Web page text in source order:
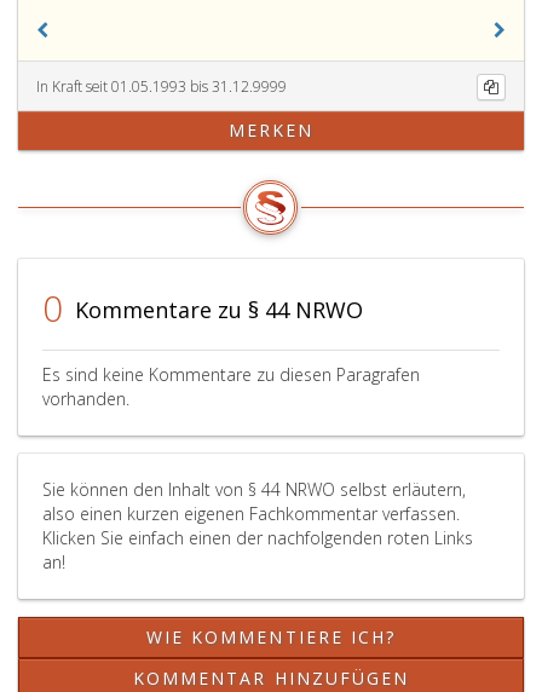
In Kraft seit 01.05.1993 bis 31.12.9999
MERKEN
0 Kommentare zu § 44 NRWO
Es sind keine Kommentare zu diesen Paragrafen
vorhanden.
Sie können den Inhalt von § 44 NRWO selbst erläutern,
also einen kurzen eigenen Fachkommentar verfassen.
Klicken Sie einfach einen der nachfolgenden roten Links
an!
WIE KOMMENTIERE ICH?
KOMMENTAR HINZUFÜGEN